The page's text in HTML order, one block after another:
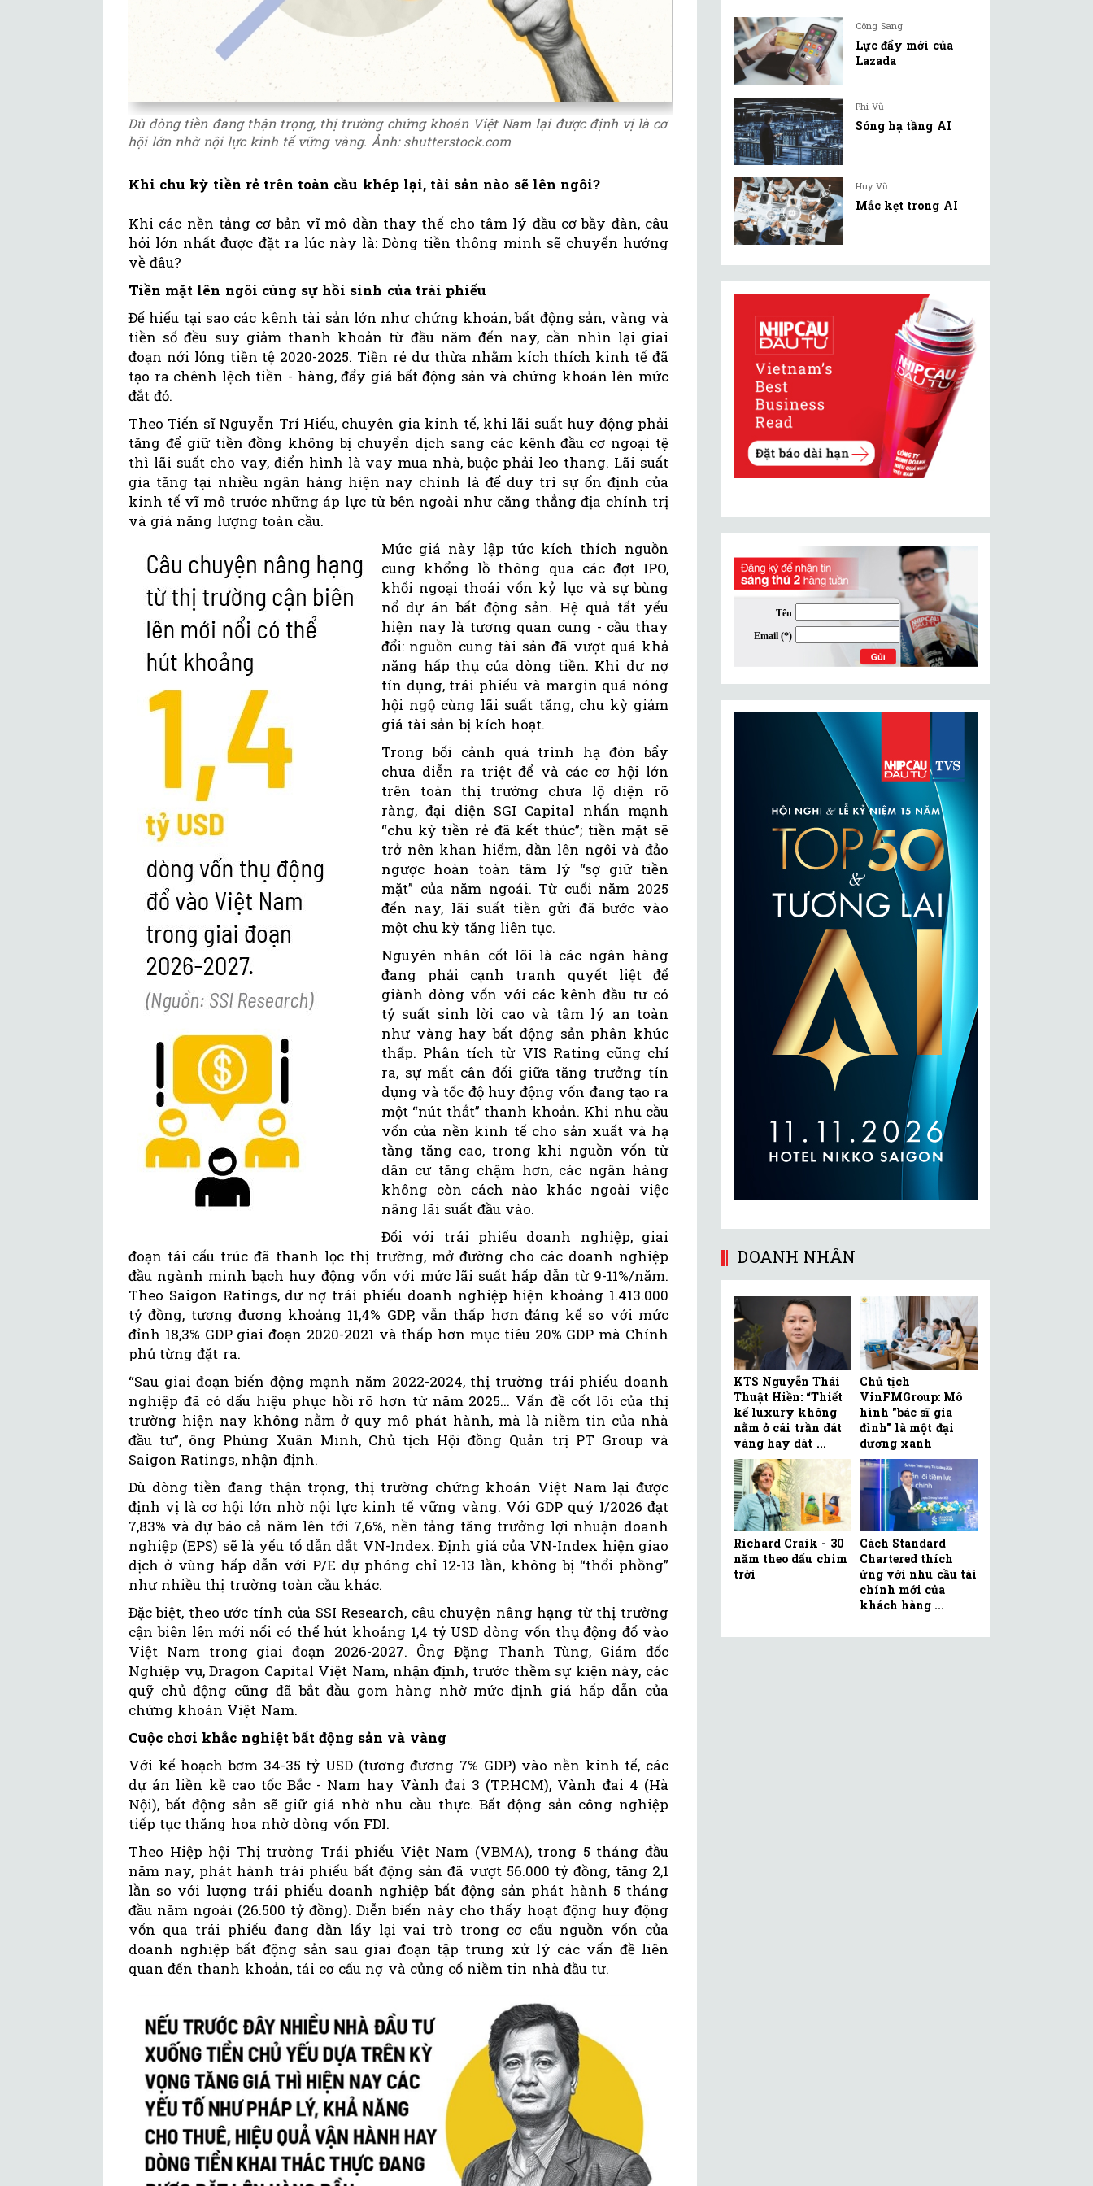
Dù dòng tiền đang thận trọng, thị trường chứng khoán Việt Nam lại được định vị là cơ
hội lớn nhờ nội lực kinh tế vững vàng. Ảnh: shutterstock.com
Khi chu kỳ tiền rẻ trên toàn cầu khép lại, tài sản nào sẽ lên ngôi?
Khi các nền tảng cơ bản vĩ mô dần thay thế cho tâm lý đầu cơ bầy đàn, câu
hỏi lớn nhất được đặt ra lúc này là: Dòng tiền thông minh sẽ chuyển hướng
về đâu?
Tiền mặt lên ngôi cùng sự hồi sinh của trái phiếu
Để hiểu tại sao các kênh tài sản lớn như chứng khoán, bất động sản, vàng và
tiền số đều suy giảm thanh khoản từ đầu năm đến nay, cần nhìn lại giai
đoạn nới lỏng tiền tệ 2020-2025. Tiền rẻ dư thừa nhằm kích thích kinh tế đã
tạo ra chênh lệch tiền - hàng, đẩy giá bất động sản và chứng khoán lên mức
đắt đỏ.
Theo Tiến sĩ Nguyễn Trí Hiếu, chuyên gia kinh tế, khi lãi suất huy động phải
tăng để giữ tiền đồng không bị chuyển dịch sang các kênh đầu cơ ngoại tệ
thì lãi suất cho vay, điển hình là vay mua nhà, buộc phải leo thang. Lãi suất
gia tăng tại nhiều ngân hàng hiện nay chính là để duy trì sự ổn định của
kinh tế vĩ mô trước những áp lực từ bên ngoài như căng thẳng địa chính trị
và giá năng lượng toàn cầu.
Mức giá này lập tức kích thích nguồn
cung khổng lồ thông qua các đợt IPO,
khối ngoại thoái vốn kỷ lục và sự bùng
nổ dự án bất động sản. Hệ quả tất yếu
hiện nay là tương quan cung - cầu thay
đổi: nguồn cung tài sản đã vượt quá khả
năng hấp thụ của dòng tiền. Khi dư nợ
tín dụng, trái phiếu và margin quá nóng
hội ngộ cùng lãi suất tăng, chu kỳ giảm
giá tài sản bị kích hoạt.
Trong bối cảnh quá trình hạ đòn bẩy
chưa diễn ra triệt để và các cơ hội lớn
trên toàn thị trường chưa lộ diện rõ
ràng, đại diện SGI Capital nhấn mạnh
“chu kỳ tiền rẻ đã kết thúc”; tiền mặt sẽ
trở nên khan hiếm, dần lên ngôi và đảo
ngược hoàn toàn tâm lý “sợ giữ tiền
mặt” của năm ngoái. Từ cuối năm 2025
đến nay, lãi suất tiền gửi đã bước vào
một chu kỳ tăng liên tục.
Nguyên nhân cốt lõi là các ngân hàng
đang phải cạnh tranh quyết liệt để
giành dòng vốn với các kênh đầu tư có
tỷ suất sinh lời cao và tâm lý an toàn
như vàng hay bất động sản phân khúc
thấp. Phân tích từ VIS Rating cũng chỉ
ra, sự mất cân đối giữa tăng trưởng tín
dụng và tốc độ huy động vốn đang tạo ra
một “nút thắt” thanh khoản. Khi nhu cầu
vốn của nền kinh tế cho sản xuất và hạ
tầng tăng cao, trong khi nguồn vốn từ
dân cư tăng chậm hơn, các ngân hàng
không còn cách nào khác ngoài việc
nâng lãi suất đầu vào.
Đối với trái phiếu doanh nghiệp, giai
đoạn tái cấu trúc đã thanh lọc thị trường, mở đường cho các doanh nghiệp
đầu ngành minh bạch huy động vốn với mức lãi suất hấp dẫn từ 9-11%/năm.
Theo Saigon Ratings, dư nợ trái phiếu doanh nghiệp hiện khoảng 1.413.000
tỷ đồng, tương đương khoảng 11,4% GDP, vẫn thấp hơn đáng kể so với mức
đỉnh 18,3% GDP giai đoạn 2020-2021 và thấp hơn mục tiêu 20% GDP mà Chính
phủ từng đặt ra.
“Sau giai đoạn biến động mạnh năm 2022-2024, thị trường trái phiếu doanh
nghiệp đã có dấu hiệu phục hồi rõ hơn từ năm 2025... Vấn đề cốt lõi của thị
trường hiện nay không nằm ở quy mô phát hành, mà là niềm tin của nhà
đầu tư”, ông Phùng Xuân Minh, Chủ tịch Hội đồng Quản trị PT Group và
Saigon Ratings, nhận định.
Dù dòng tiền đang thận trọng, thị trường chứng khoán Việt Nam lại được
định vị là cơ hội lớn nhờ nội lực kinh tế vững vàng. Với GDP quý I/2026 đạt
7,83% và dự báo cả năm lên tới 7,6%, nền tảng tăng trưởng lợi nhuận doanh
nghiệp (EPS) sẽ là yếu tố dẫn dắt VN-Index. Định giá của VN-Index hiện giao
dịch ở vùng hấp dẫn với P/E dự phóng chỉ 12-13 lần, không bị “thổi phồng”
như nhiều thị trường toàn cầu khác.
Đặc biệt, theo ước tính của SSI Research, câu chuyện nâng hạng từ thị trường
cận biên lên mới nổi có thể hút khoảng 1,4 tỷ USD dòng vốn thụ động đổ vào
Việt Nam trong giai đoạn 2026-2027. Ông Đặng Thanh Tùng, Giám đốc
Nghiệp vụ, Dragon Capital Việt Nam, nhận định, trước thềm sự kiện này, các
quỹ chủ động cũng đã bắt đầu gom hàng nhờ mức định giá hấp dẫn của
chứng khoán Việt Nam.
Cuộc chơi khắc nghiệt bất động sản và vàng
Với kế hoạch bơm 34-35 tỷ USD (tương đương 7% GDP) vào nền kinh tế, các
dự án liền kề cao tốc Bắc - Nam hay Vành đai 3 (TP.HCM), Vành đai 4 (Hà
Nội), bất động sản sẽ giữ giá nhờ nhu cầu thực. Bất động sản công nghiệp
tiếp tục thăng hoa nhờ dòng vốn FDI.
Theo Hiệp hội Thị trường Trái phiếu Việt Nam (VBMA), trong 5 tháng đầu
năm nay, phát hành trái phiếu bất động sản đã vượt 56.000 tỷ đồng, tăng 2,1
lần so với lượng trái phiếu doanh nghiệp bất động sản phát hành 5 tháng
đầu năm ngoái (26.500 tỷ đồng). Diễn biến này cho thấy hoạt động huy động
vốn qua trái phiếu đang dần lấy lại vai trò trong cơ cấu nguồn vốn của
doanh nghiệp bất động sản sau giai đoạn tập trung xử lý các vấn đề liên
quan đến thanh khoản, tái cơ cấu nợ và củng cố niềm tin nhà đầu tư.
Công Sang
Lực đẩy mới của
Lazada
Phi Vũ
Sóng hạ tầng AI
Huy Vũ
Mắc kẹt trong AI
DOANH NHÂN
KTS Nguyễn Thái
Thuật Hiền: “Thiết
kế luxury không
nằm ở cái trần dát
vàng hay dát ...
Chủ tịch
VinFMGroup: Mô
hình "bác sĩ gia
đình" là một đại
dương xanh
Richard Craik - 30
năm theo dấu chim
trời
Cách Standard
Chartered thích
ứng với nhu cầu tài
chính mới của
khách hàng ...